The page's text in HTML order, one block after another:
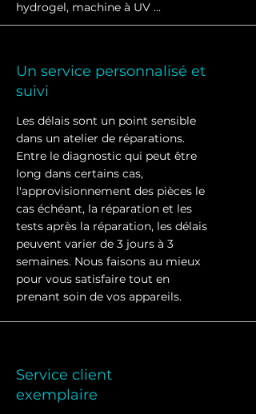
hydrogel, machine à UV ...
Un service personnalisé et
suivi
Les délais sont un point sensible
dans un atelier de réparations.
Entre le diagnostic qui peut être
long dans certains cas,
l'approvisionnement des pièces le
cas échéant, la réparation et les
tests après la réparation, les délais
peuvent varier de 3 jours à 3
semaines. Nous faisons au mieux
pour vous satisfaire tout en
prenant soin de vos appareils.
Service client
exemplaire